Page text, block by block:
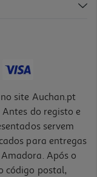
site Auchan.pt
do registo e
servem
para entregas
Após o
código postal,